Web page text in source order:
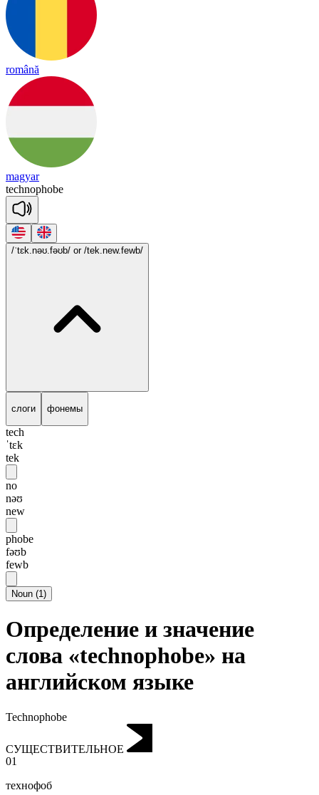
română
magyar
technophobe
/ˈtɛk.nəʊ.fəʊb/ or /tek.new.fewb/
слоги фонемы
tech
ˈtɛk
tek
no
nəʊ
new
phobe
fəʊb
fewb
Noun (1)
Определение и значение
слова «technophobe» на
английском языке
Technophobe
СУЩЕСТВИТЕЛЬНОЕ
01
технофоб